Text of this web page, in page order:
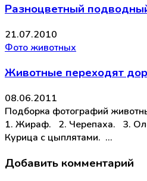
Разноцветный
21.07.2010
Фото животных
Животные переходят
08.06.2011
Подборка фотографий
1. Жираф. 2. Черепаха. 3.
Курица с цыплятами. …
Добавить комментарий